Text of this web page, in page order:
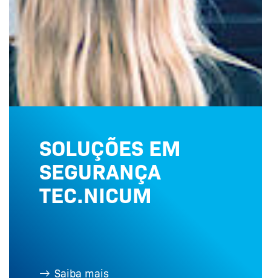
SOLUÇÕES EM
SEGURANÇA
TEC.NICUM
Saiba mais